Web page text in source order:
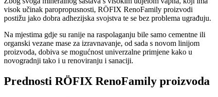
visok učinak paropropusnosti, RÖFIX RenoFamily proizvodi
postižu jako dobra adhezijska svojstva te se bez problema ugrađuju.
Na mjestima gdje su ranije na raspolaganju bile samo cementne ili
organski vezane mase za izravnavanje, od sada s novom linijom
proizvoda, dobiva se mogućnost univerzalne primjene kako u
novogradnji tako i u renoviranju i sanaciji.
Prednosti RÖFIX RenoFamily proizvoda